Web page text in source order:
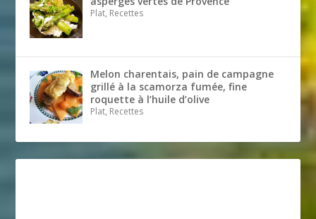
Plat, Recettes
Melon charentais, pain de campagne
grillé à la scamorza fumée, fine
roquette à l’huile d’olive
Plat, Recettes